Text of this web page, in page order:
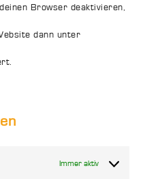
Browser deaktivieren,
dann unter
Immer aktiv